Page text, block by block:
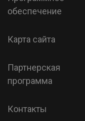
обеспечение
Карта сайта
Партнерская
программа
Контакты